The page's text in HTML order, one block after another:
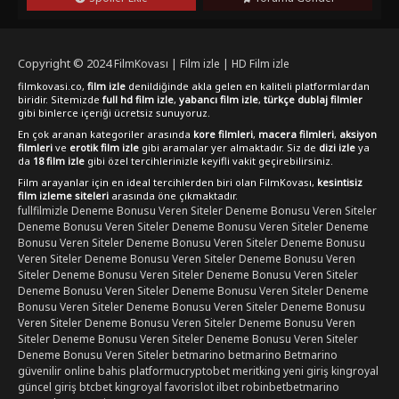
serüvenine tanıklık etmek için şimdi film izle seçeneğinden
Copyright © 2024FilmKovası | Film izle | HD Film izle
filmkovasi.co, film izle denildiğinde akla gelen en kaliteli platformlardan
biridir. Sitemizde full hd film izle, yabancı film izle, türkçe dublaj filmler
gibi binlerce içeriği ücretsiz sunuyoruz.
En çok aranan kategoriler arasında kore filmleri, macera filmleri, aksiyon
filmleri ve erotik film izle gibi aramalar yer almaktadır. Siz de dizi izle ya
da 18 film izle gibi özel tercihlerinizle keyifli vakit geçirebilirsiniz.
Film arayanlar için en ideal tercihlerden biri olan FilmKovası, kesintisiz
film izleme siteleri arasında öne çıkmaktadır.
fullfilmizle Deneme Bonusu Veren SitelerDeneme Bonusu Veren Siteler
Deneme Bonusu Veren SitelerDeneme Bonusu Veren SitelerDeneme
Bonusu Veren SitelerDeneme Bonusu Veren SitelerDeneme Bonusu
Veren SitelerDeneme Bonusu Veren SitelerDeneme Bonusu Veren
SitelerDeneme Bonusu Veren SitelerDeneme Bonusu Veren Siteler
Deneme Bonusu Veren SitelerDeneme Bonusu Veren SitelerDeneme
Bonusu Veren SitelerDeneme Bonusu Veren SitelerDeneme Bonusu
Veren SitelerDeneme Bonusu Veren SitelerDeneme Bonusu Veren
SitelerDeneme Bonusu Veren SitelerDeneme Bonusu Veren Siteler
Deneme Bonusu Veren Sitelerbetmarino betmarino Betmarino
güvenilir online bahis platformucryptobetmeritking yeni girişkingroyal
güncel girişbtcbetkingroyal favorislotilbetrobinbetbetmarino